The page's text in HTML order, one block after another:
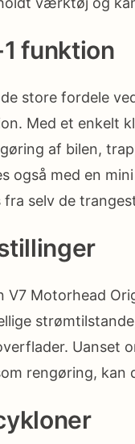
funktion
store fordele
Med et enkelt
af bilen,
også med en
fra selv de
V7 Motorhead
Uanset
rengøring, kan